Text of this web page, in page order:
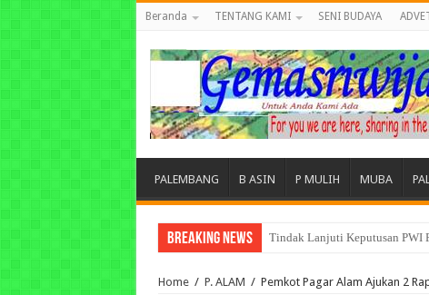
Beranda TENTANG KAMI SENI BUDAYA
PALEMBANG B ASIN P MULIH MUBA
Breaking News Tuntut Akuntabilitas Dana
Home / P. ALAM / Pemkot Pagar Alam Ajukan 2